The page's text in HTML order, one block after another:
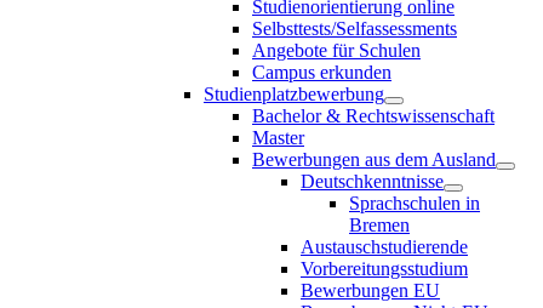
Studienorientierung online
Selbsttests/Selfassessments
Angebote für Schulen
Campus erkunden
Studienplatzbewerbung
Bachelor & Rechtswissenschaft
Master
Bewerbungen aus dem Ausland
Deutschkenntnisse
Sprachschulen in
Bremen
Austauschstudierende
Vorbereitungsstudium
Bewerbungen EU